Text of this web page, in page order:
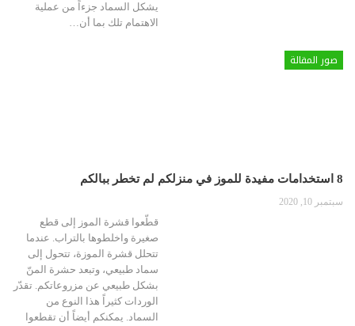
يشكل السماد جزءاً من عملية
الاهتمام تلك بما أن…
صور المقالة
8 استخدامات مفيدة للموز في منزلكم لم تخطر ببالكم
سبتمبر 10, 2020
قطّعوا قشرة الموز إلى قطع
صغيرة واخلطوها بالتراب. عندما
تتحلل قشرة الموزة، تتحول إلى
سماد طبيعي، وتبعد حشرة المنّ
بشكل طبيعي عن مزروعاتكم. تقدّر
الوردات كثيراً هذا النوع من
السماد. يمكنكم أيضاً أن تقطعوا